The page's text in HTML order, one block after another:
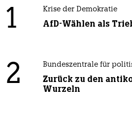
1 Krise der Demokratie
AfD-Wählen als
2 Bundeszentrale für
Zurück zu den
Wurzeln